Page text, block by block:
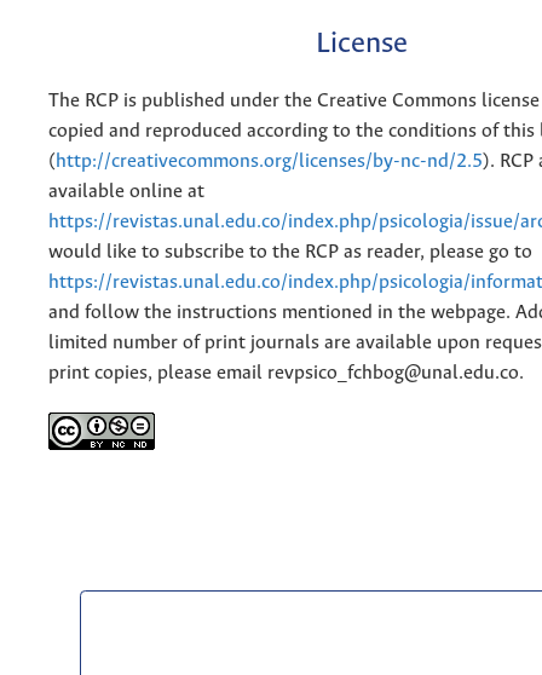
License
The RCP is published under the Creative Commons
copied and reproduced according to the conditions of this
(http://creativecommons.org/licenses/by-nc-nd/2.5).
available online at
https://revistas.unal.edu.co/index.php/psicologia/issue/
would like to subscribe to the RCP as reader, please go to
https://revistas.unal.edu.co/index.php/psicologia/
and follow the instructions mentioned in the webpage.
limited number of print journals are available upon
print copies, please email revpsico_fchbog@unal.edu.co.